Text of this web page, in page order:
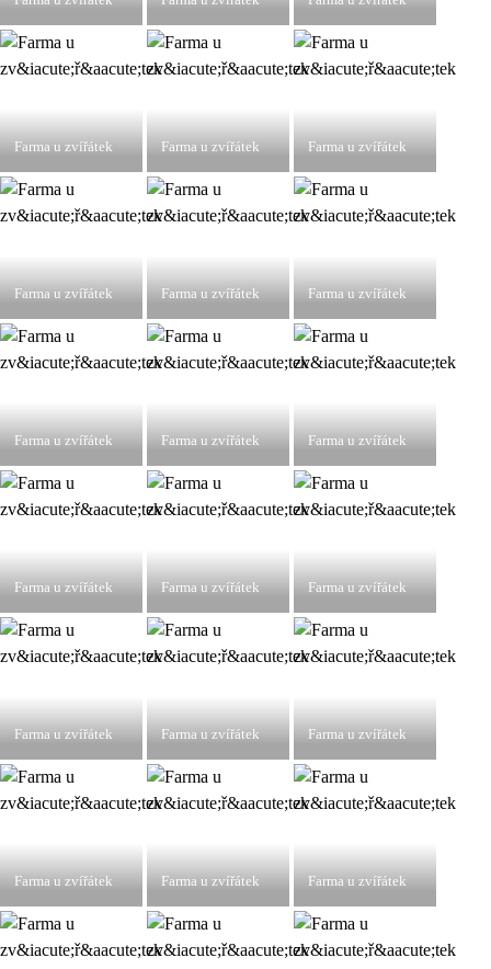
Farma u zvířátek Farma u zvířátek Farma u zvířátek
Farma u zvířátek Farma u zvířátek Farma u zvířátek
Farma u zvířátek Farma u zvířátek Farma u zvířátek
Farma u zvířátek Farma u zvířátek Farma u zvířátek
Farma u zvířátek Farma u zvířátek Farma u zvířátek
Farma u zvířátek Farma u zvířátek Farma u zvířátek